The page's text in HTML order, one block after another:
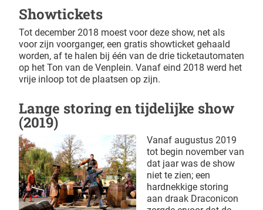
Showtickets
Tot december 2018 moest voor deze show, net als
voor zijn voorganger, een gratis showticket gehaald
worden, af te halen bij één van de drie ticketautomaten
op het Ton van de Venplein. Vanaf eind 2018 werd het
vrije inloop tot de plaatsen op zijn.
Lange storing en tijdelijke show
(2019)
Vanaf augustus 2019
tot begin november van
dat jaar was de show
niet te zien; een
hardnekkige storing
aan draak Draconicon